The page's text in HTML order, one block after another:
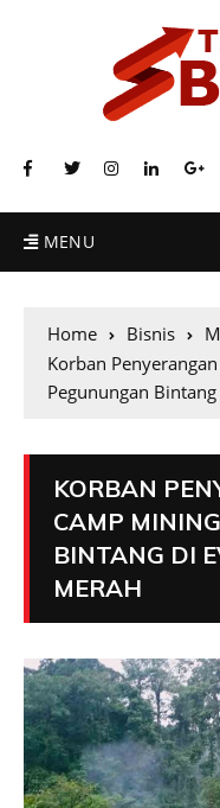
MENU
Home Bisnis
Korban
Pegunungan
KORBAN
CAMP
BINTANG DI
MERAH